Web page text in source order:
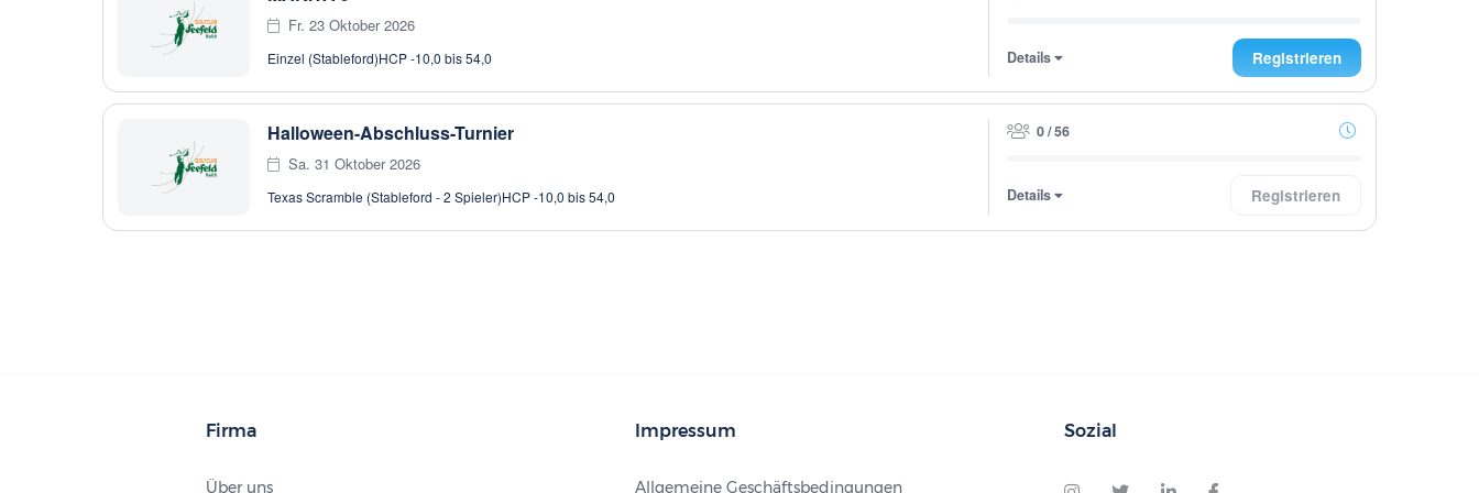
Fr. 23 Oktober 2026
Einzel (Stableford)HCP -10,0 bis 54,0 Details Registrieren
Halloween-Abschluss-Turnier
Sa. 31 Oktober 2026
Texas Scramble (Stableford - 2 Spieler)HCP -10,0 bis 54,0
0 / 56
Details Registrieren
Firma
Über uns
Impressum
Allgemeine Geschäftsbedingungen
Sozial